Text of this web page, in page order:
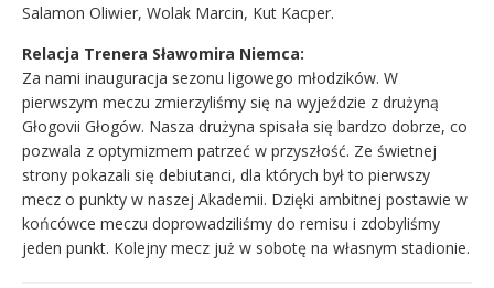
Salamon Oliwier, Wolak Marcin, Kut Kacper.
Relacja Trenera Sławomira Niemca:
Za nami inauguracja sezonu ligowego młodzików. W
pierwszym meczu zmierzyliśmy się na wyjeździe z drużyną
Głogovii Głogów. Nasza drużyna spisała się bardzo dobrze, co
pozwala z optymizmem patrzeć w przyszłość. Ze świetnej
strony pokazali się debiutanci, dla których był to pierwszy
mecz o punkty w naszej Akademii. Dzięki ambitnej postawie w
końcówce meczu doprowadziliśmy do remisu i zdobyliśmy
jeden punkt. Kolejny mecz już w sobotę na własnym stadionie.